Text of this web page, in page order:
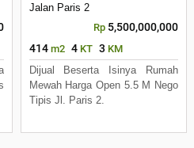
Jalan Paris 2
Rp 5,500,000,000
414 m2 4 KT 3 KM
Dijual Beserta Isinya Rumah
Mewah Harga Open 5.5 M Nego
Tipis Jl. Paris 2.